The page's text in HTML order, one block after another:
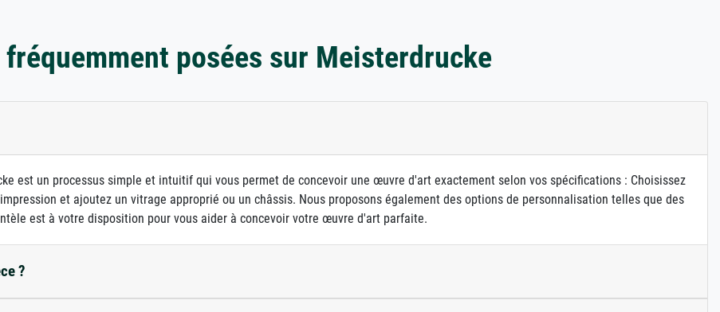
posées sur Meisterdrucke
est un processus simple et intuitif qui vous permet de concevoir une œuvre d'art exactement selon vos spécifications : Choisissez
et ajoutez un vitrage approprié ou un châssis. Nous proposons également des options de personnalisation telles que des
est à votre disposition pour vous aider à concevoir votre œuvre d'art parfaite.
?